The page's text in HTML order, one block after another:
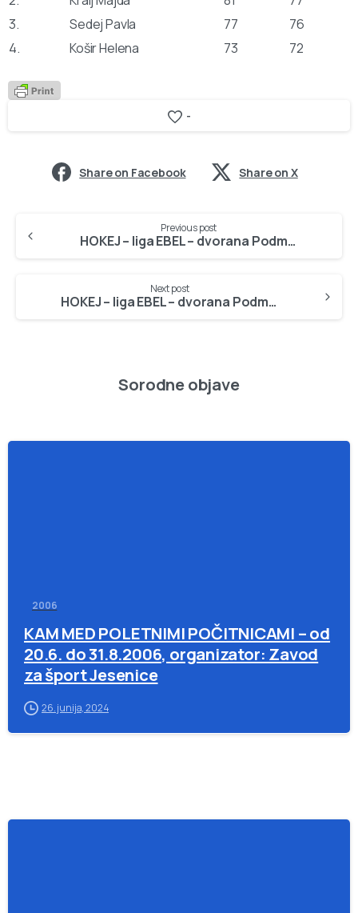
3.
Sedej Pavla 77
76
4.
Košir Helena 73 72
-
Share on Facebook Share on X
Reading
Previous post
HOKEJ – liga EBEL – dvorana Podmežakla, 18.10.2006
Next post
HOKEJ – liga EBEL – dvorana Podmežakla, 27.10.2006
Sorodne objave
2006
KAM MED POLETNIMI POČITNICAMI – od
20.6. do 31.8.2006, organizator: Zavod
za šport Jesenice
26. junija, 2024